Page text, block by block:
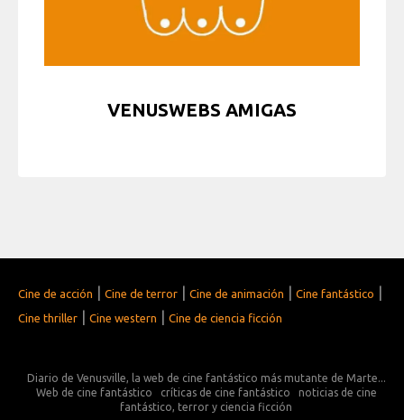
VENUSWEBS AMIGAS
Cine de acción Cine de terror Cine de animación Cine fantástico
Cine thriller Cine western Cine de ciencia ficción
Diario de Venusville, la web de cine fantástico más mutante de Marte...
Web de cine fantástico
críticas de cine fantástico
noticias de cine
fantástico, terror y ciencia ficción